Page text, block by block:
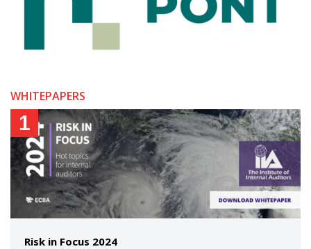
WHITEPAPERS
1
Risk in Focus 2024